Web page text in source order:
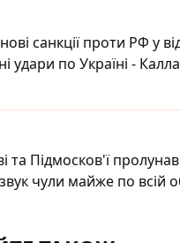
санкції проти РФ у
удари по Україні -
та Підмосков'ї
чули майже по всій